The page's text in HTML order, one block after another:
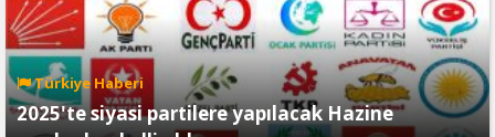
Türkiye Haberi
2025'te siyasi partilere yapılacak Hazine